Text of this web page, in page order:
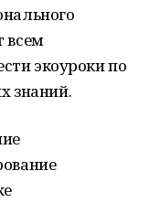
всем
экоуроки по
знаний.